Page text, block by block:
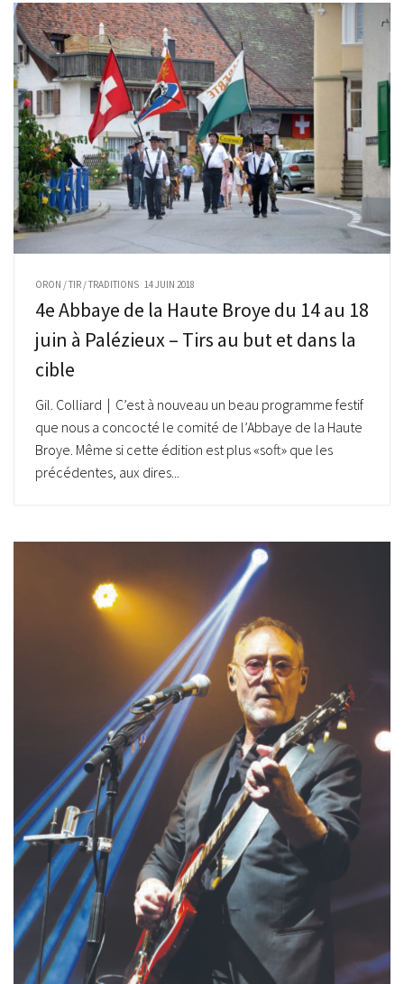
ORON /TIR /TRADITIONS 14 JUIN 2018
4e Abbaye de la Haute Broye du 14 au 18
juin à Palézieux – Tirs au but et dans la
cible
Gil. Colliard | C’est à nouveau un beau programme festif
que nous a concocté le comité de l’Abbaye de la Haute
Broye. Même si cette édition est plus «soft» que les
précédentes, aux dires...